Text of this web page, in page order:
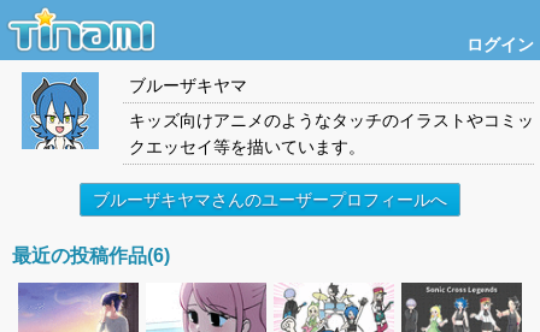
ログイン
ブルーザキヤマ
キッズ向けアニメのようなタッチのイラストやコミッ
クエッセイ等を描いています。
ブルーザキヤマさんのユーザープロフィールへ
最近の投稿作品(6)